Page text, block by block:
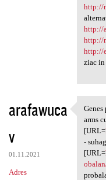
http://
http://
http://
http://
ziac in
arafawuca
v
01.11.2021
Adres
arms
[URL=
-
[URL=